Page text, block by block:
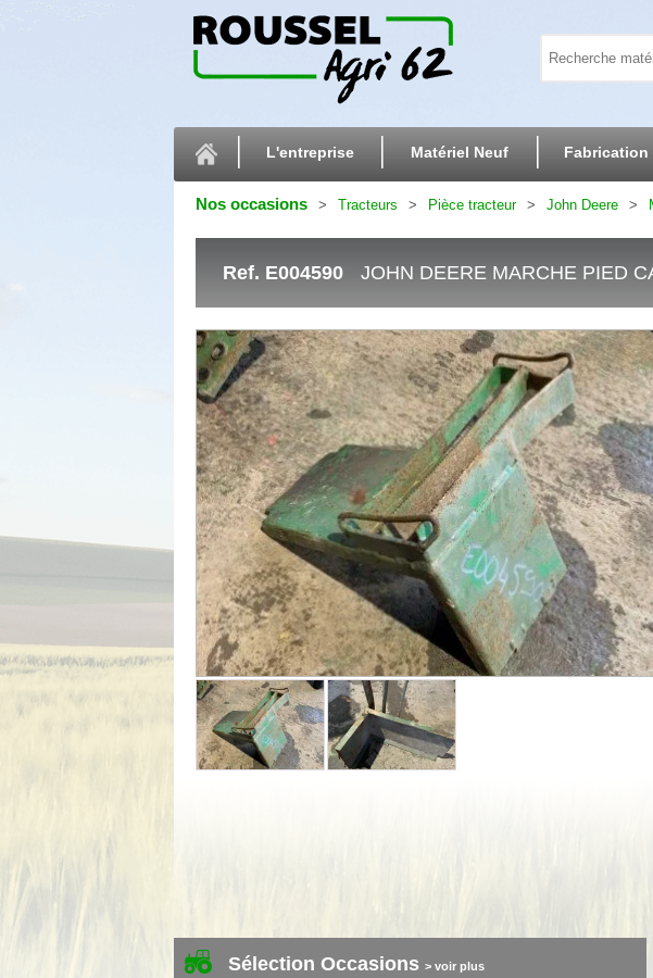
L'entreprise Matériel Neuf Fabrication
Nos occasions Tracteurs Pièce tracteur John Deere
JOHN DEERE MARCHE PIED
Ref. E004590
Sélection Occasions > voir plus